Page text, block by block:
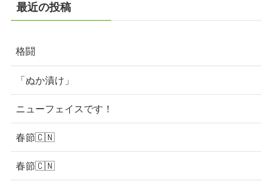
最近の投稿
格闘
「ぬか漬け」
ニューフェイスです！
春節🇨🇳
春節🇨🇳